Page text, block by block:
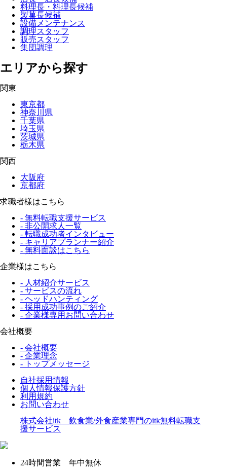
料理長・料理長候補
製菓長候補
設備メンテナンス
調理スタッフ
販売スタッフ
集団調理
エリアから探す
関東
東京都
神奈川県
千葉県
埼玉県
茨城県
栃木県
関西
大阪府
京都府
求職者様はこちら
- 無料転職支援サービス
- 非公開求人一覧
- 転職成功者インタビュー
- キャリアプランナー紹介
- 無料面談はこちら
企業様はこちら
- 人材紹介サービス
- サービスの流れ
- ヘッドハンティング
- 採用成功事例のご紹介
- 企業様専用お問い合わせ
会社概要
- 会社概要
- 企業理念
- トップメッセージ
自社採用情報
個人情報保護方針
利用規約
お問い合わせ
株式会社itk 飲食業/外食産業専門のitk無料転職支
援サービス
24時間営業 年中無休